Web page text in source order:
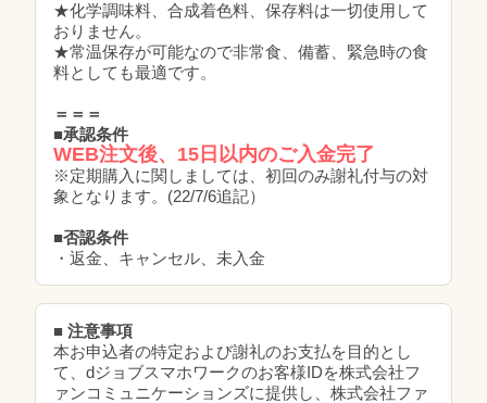
★化学調味料、合成着色料、保存料は一切使用して
おりません。
★常温保存が可能なので非常食、備蓄、緊急時の食
料としても最適です。
＝＝＝
■承認条件
WEB注文後、15日以内のご入金完了
※定期購入に関しましては、初回のみ謝礼付与の対
象となります。(22/7/6追記）
■否認条件
・返金、キャンセル、未入金
■ 注意事項
本お申込者の特定および謝礼のお支払を目的とし
て、dジョブスマホワークのお客様IDを株式会社フ
ァンコミュニケーションズに提供し、株式会社ファ